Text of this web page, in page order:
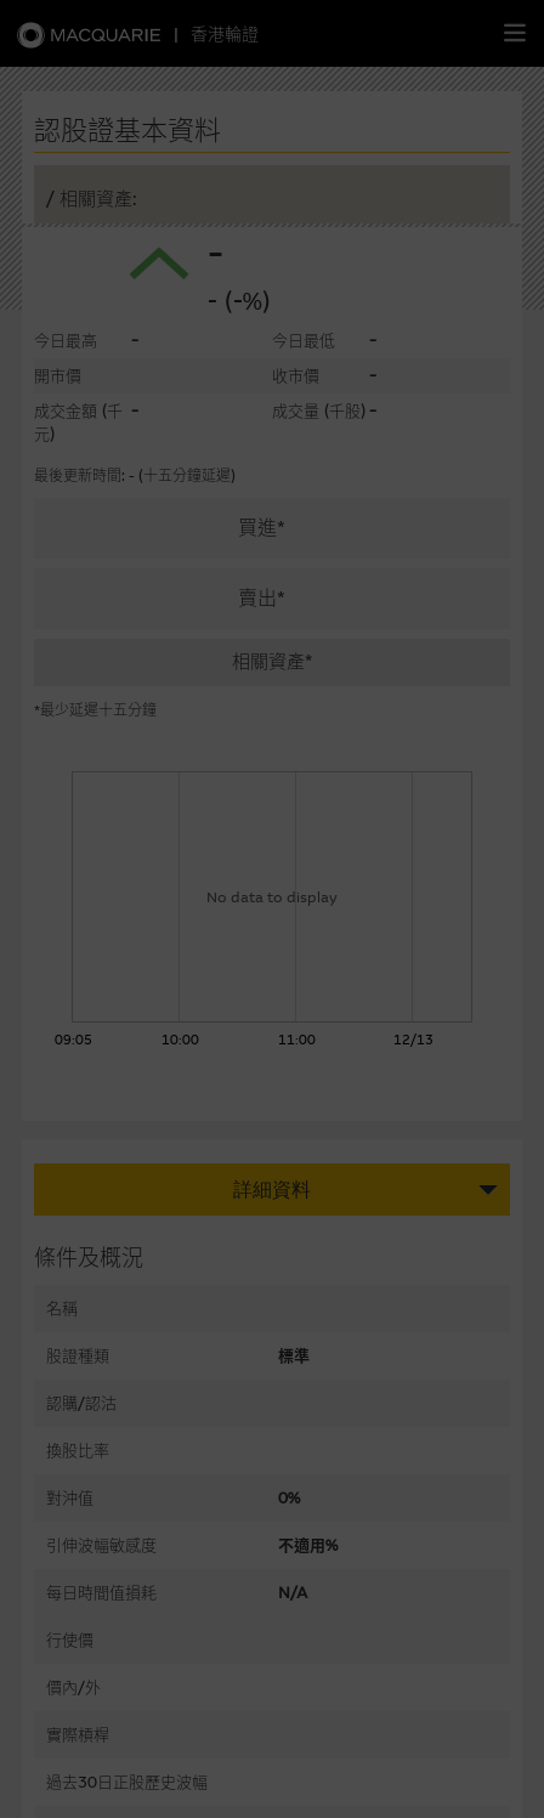
| 香港輪證
牛熊證
選股攻略
中資股票專頁
認股證基本資料
/ 相關資產:
-
- (-%)
今日最高 - 今日最低 -
開市價 收市價 -
成交金額 (千
元)
- 成交量 (千股) -
最後更新時間: - (十五分鐘延遲)
買進*
賣出*
相關資產*
*最少延遲十五分鐘
No data to display
09:05 10:00 11:00 12/13
詳細資料
條件及概況
名稱
股證種類 標準
認購/認沽
換股比率
對沖值 0%
引伸波幅敏感度 不適用%
每日時間值損耗 N/A
行使價
價內/外
實際槓桿
過去30日正股歷史波幅